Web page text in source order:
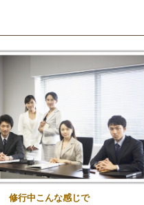
修行中こんな感じで